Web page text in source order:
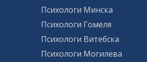
Психологи Минска
Психологи Гомеля
Психологи Витебска
Психологи Могилева